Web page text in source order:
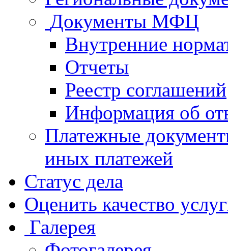
Документы МФЦ
Внутренние
Отчеты
Реестр соглашений
Информация об
Платежные
иных платежей
Статус дела
Оценить качество
Галерея